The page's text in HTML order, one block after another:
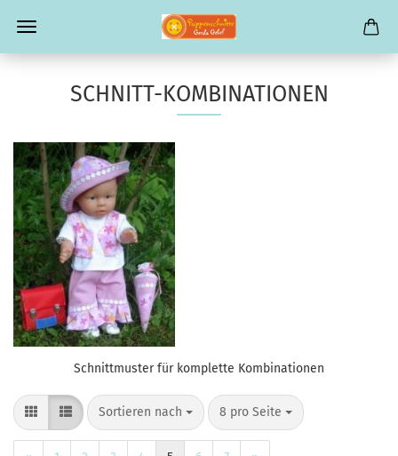
SCHNITT-KOMBINATIONEN
Schnittmuster für komplette Kombinationen
Sortieren nach
Sortieren nach 8 pro Seite
pro Seite